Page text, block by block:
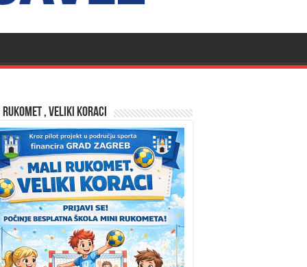
, VELIKI KORACI